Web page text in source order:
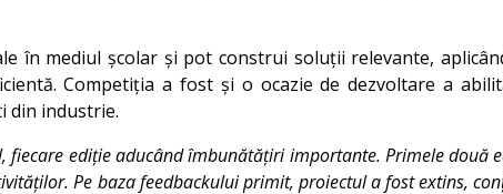
în mediul școlar și pot construi soluții relevante,
Competiția a fost și o ocazie de dezvoltare a
din industrie.
ediție aducând îmbunătățiri importante. Primele două
Pe baza feedbackului primit, proiectul a fost extins,